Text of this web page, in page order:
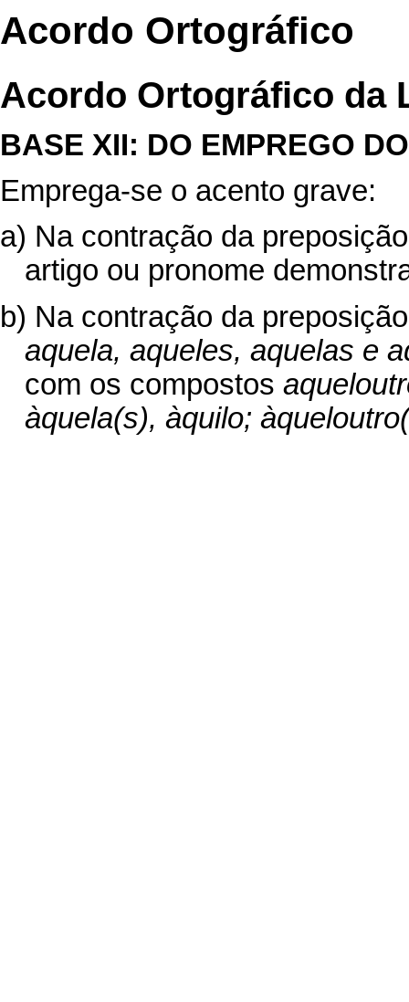
Acordo Ortográfico
Acordo Ortográfico da
BASE XII: DO EMPREGO
Emprega-se o acento grave:
a) Na contração da
artigo ou pronome
b) Na contração da
aquela, aqueles, aquelas e
com os compostos
àquela(s), àquilo;